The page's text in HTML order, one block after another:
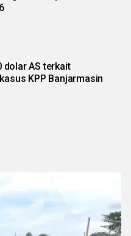
dolar AS terkait
KPP Banjarmasin